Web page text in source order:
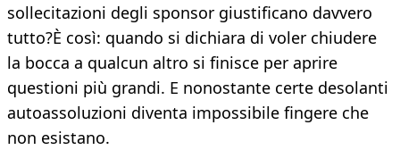
sollecitazioni degli sponsor giustificano davvero
tutto?È così: quando si dichiara di voler chiudere
la bocca a qualcun altro si finisce per aprire
questioni più grandi. E nonostante certe desolanti
autoassoluzioni diventa impossibile fingere che
non esistano.